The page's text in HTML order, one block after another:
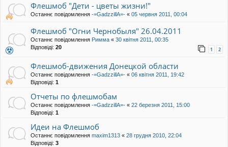
Флешмоб "Дети - цветы жизни!"
Останнє повідомлення -=GadzzillA=- « 05 червня 2011, 00:04
Флешмоб "Огни Чернобыля" 26.04.2011
Останнє повідомлення Римма « 30 квітня 2011, 00:35
Відповіді: 20 1 2
Флешмоб-движения Донецкой области
Останнє повідомлення -=GadzzillA=- « 06 квітня 2011, 19:42
Відповіді: 1
Отчеты по флешмобам
Останнє повідомлення -=GadzzillA=- « 22 березня 2011, 15:00
Відповіді: 1
Идеи на Флешмоб
Останнє повідомлення maxim1313 « 28 грудня 2010, 22:04
Відповіді: 3